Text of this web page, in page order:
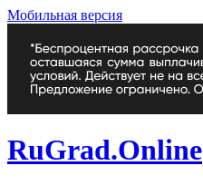
Мобильная версия
RuGrad.Online